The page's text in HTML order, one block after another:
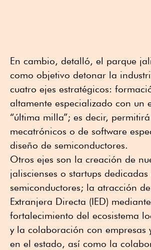
En cambio, detalló, el parque
como objetivo detonar la
cuatro ejes estratégicos:
altamente especializado con un
“última milla”; es decir,
mecatrónicos o de software
diseño de semiconductores.
Otros ejes son la creación de
jaliscienses o startups
semiconductores; la atracción
Extranjera Directa (IED)
fortalecimiento del ecosistema
y la colaboración con empresas
en el estado, así como la